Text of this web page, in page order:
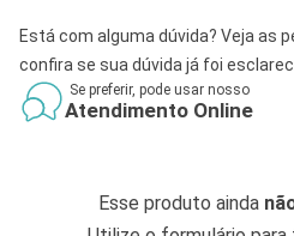
Está com alguma dúvida? Veja as
confira se sua dúvida já foi
Se preferir, pode usar nosso
Atendimento Online
Esse produto ainda